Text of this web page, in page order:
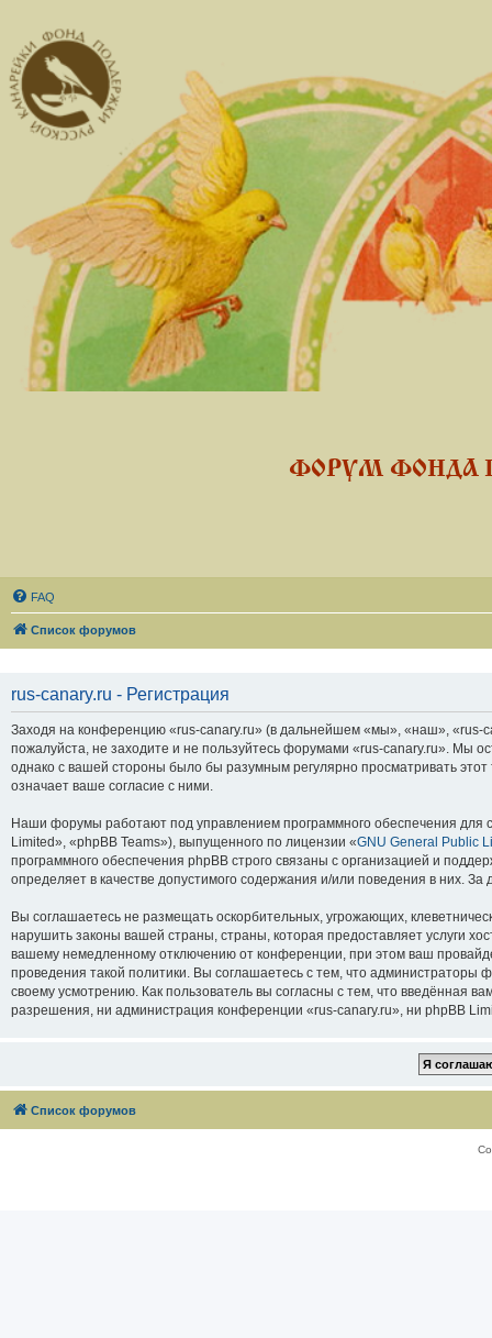
ФОРУМ ФОНДА
FAQ
Список форумов
rus-canary.ru - Регистрация
Заходя на конференцию «rus-canary.ru» (в дальнейшем «мы», «наш», «rus-
пожалуйста, не заходите и не пользуйтесь форумами «rus-canary.ru». Мы
однако с вашей стороны было бы разумным регулярно просматривать
означает ваше согласие с ними.
Наши форумы работают под управлением программного обеспечения
Limited», «phpBB Teams»), выпущенного по лицензии «GNU General Public
программного обеспечения phpBB строго связаны с организацией и
определяет в качестве допустимого содержания и/или поведения в них.
Вы соглашаетесь не размещать оскорбительных, угрожающих,
нарушить законы вашей страны, страны, которая предоставляет услуги
вашему немедленному отключению от конференции, при этом ваш
проведения такой политики. Вы соглашаетесь с тем, что
своему усмотрению. Как пользователь вы согласны с тем, что введённая
разрешения, ни администрация конференции «rus-canary.ru», ни phpBB
Список форумов